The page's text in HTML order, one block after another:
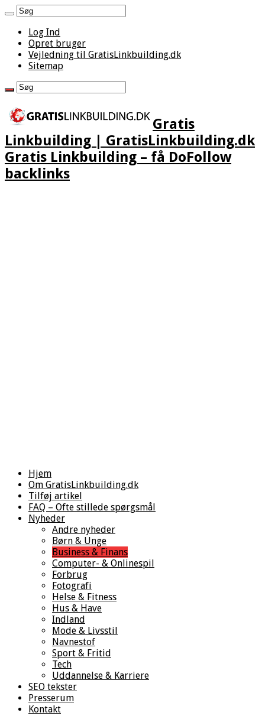
Log Ind
Opret bruger
Vejledning til GratisLinkbuilding.dk
Sitemap
Gratis
Linkbuilding | GratisLinkbuilding.dk
Gratis Linkbuilding – få DoFollow
backlinks
Hjem
Om GratisLinkbuilding.dk
Tilføj artikel
FAQ – Ofte stillede spørgsmål
Nyheder
Andre nyheder
Børn & Unge
Business & Finans
Computer- & Onlinespil
Forbrug
Fotografi
Helse & Fitness
Hus & Have
Indland
Mode & Livsstil
Navnestof
Sport & Fritid
Tech
Uddannelse & Karriere
SEO tekster
Presserum
Kontakt